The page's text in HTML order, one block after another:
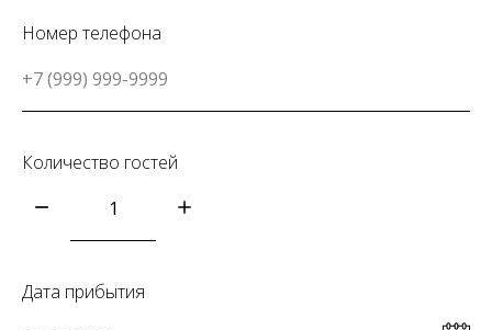
Номер телефона
Количество гостей
Дата прибытия